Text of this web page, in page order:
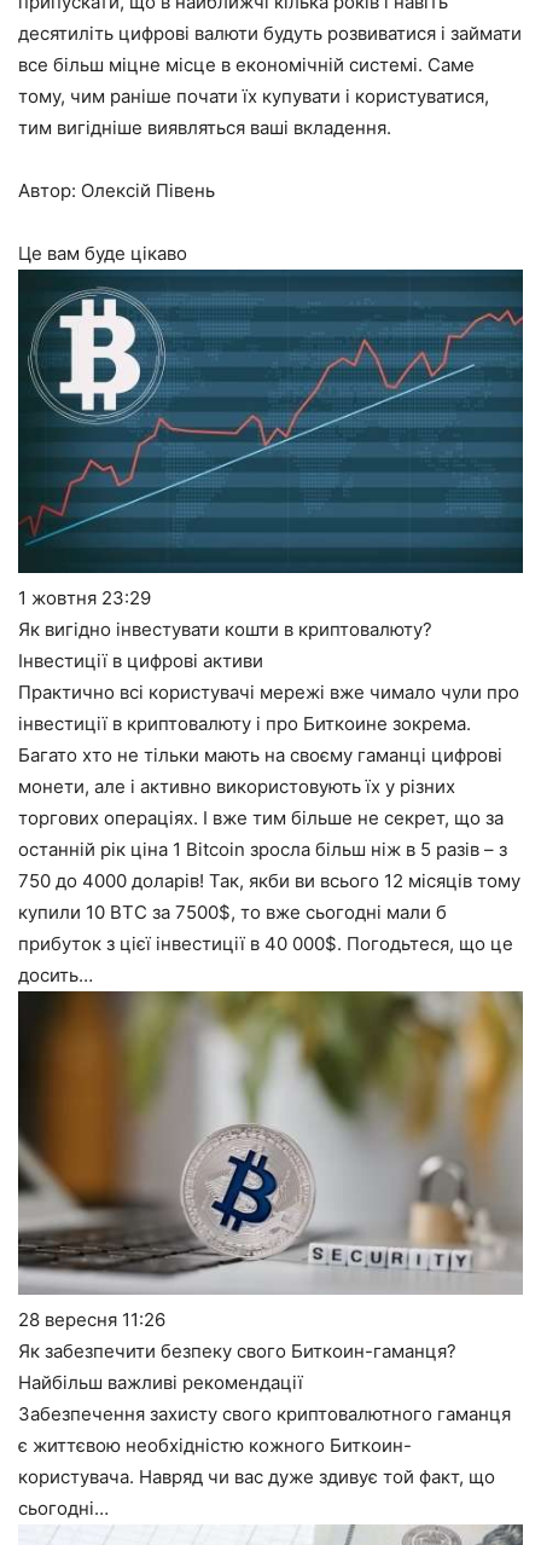
десятиліть цифрові валюти будуть розвиватися і займати
все більш міцне місце в економічній системі. Саме
тому, чим раніше почати їх купувати і користуватися,
тим вигідніше виявляться ваші вкладення.
Автор: Олексій Півень
Це вам буде цікаво
1 жовтня 23:29
Як вигідно інвестувати кошти в криптовалюту?
Інвестиції в цифрові активи
Практично всі користувачі мережі вже чимало чули про
інвестиції в криптовалюту і про Биткоине зокрема.
Багато хто не тільки мають на своєму гаманці цифрові
монети, але і активно використовують їх у різних
торгових операціях. І вже тим більше не секрет, що за
останній рік ціна 1 Bitcoin зросла більш ніж в 5 разів – з
750 до 4000 доларів! Так, якби ви всього 12 місяців тому
купили 10 ВТС за 7500$, то вже сьогодні мали б
прибуток з цієї інвестиції в 40 000$. Погодьтеся, що це
досить…
28 вересня 11:26
Як забезпечити безпеку свого Биткоин-гаманця?
Найбільш важливі рекомендації
Забезпечення захисту свого криптовалютного гаманця
є життєвою необхідністю кожного Биткоин-
користувача. Навряд чи вас дуже здивує той факт, що
сьогодні…